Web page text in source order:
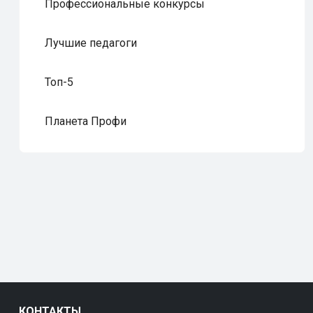
Профессиональные конкурсы
Лучшие педагоги
Топ-5
Планета Профи